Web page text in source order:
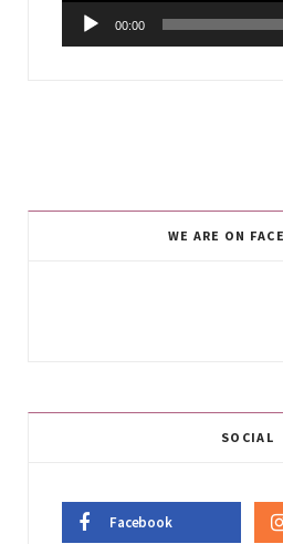
00:00
WE ARE ON
SOCIAL
Facebook